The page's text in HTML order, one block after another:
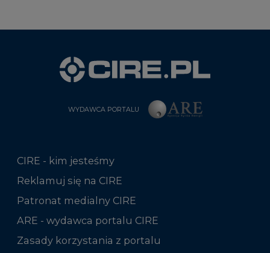
WYDAWCA PORTALU
CIRE - kim jesteśmy
Reklamuj się na CIRE
Patronat medialny CIRE
ARE - wydawca portalu CIRE
Zasady korzystania z portalu